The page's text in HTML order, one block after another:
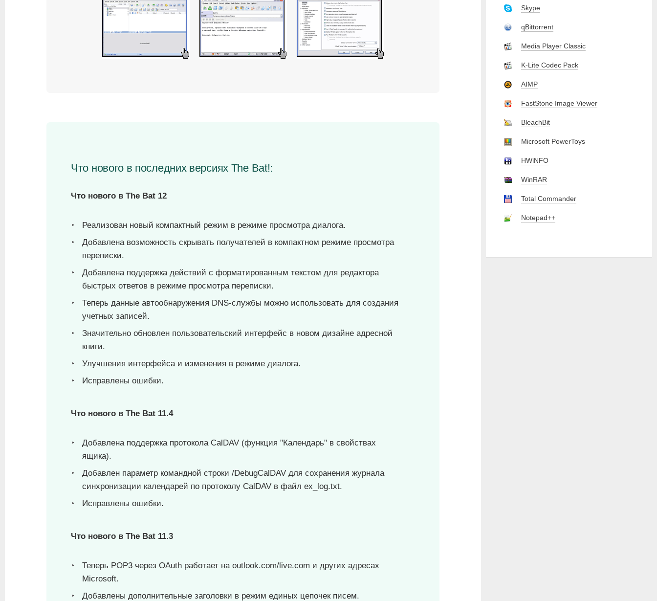
Что нового в последних версиях The Bat!:
Что нового в The Bat 12
Реализован новый компактный режим в режиме просмотра диалога.
Добавлена возможность скрывать получателей в компактном режиме просмотра
переписки.
Добавлена поддержка действий с форматированным текстом для редактора
быстрых ответов в режиме просмотра переписки.
Теперь данные автообнаружения DNS-службы можно использовать для создания
учетных записей.
Значительно обновлен пользовательский интерфейс в новом дизайне адресной
книги.
Улучшения интерфейса и изменения в режиме диалога.
Исправлены ошибки.
Что нового в The Bat 11.4
Добавлена поддержка протокола CalDAV (функция "Календарь" в свойствах
ящика).
Добавлен параметр командной строки /DebugCalDAV для сохранения журнала
синхронизации календарей по протоколу CalDAV в файл ex_log.txt.
Исправлены ошибки.
Что нового в The Bat 11.3
Теперь POP3 через OAuth работает на outlook.com/live.com и других адресах
Microsoft.
Добавлены дополнительные заголовки в режим единых цепочек писем.
Skype
qBittorrent
Media Player Classic
K-Lite Codec Pack
AIMP
FastStone Image Viewer
BleachBit
Microsoft PowerToys
HWiNFO
WinRAR
Total Commander
Notepad++